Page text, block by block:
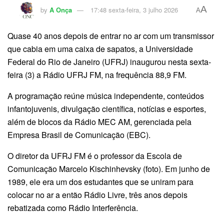
by A Onça 17:48 sexta-feira, 3 julho 2026 AA
Quase 40 anos depois de entrar no ar com um transmissor
que cabia em uma caixa de sapatos, a Universidade
Federal do Rio de Janeiro (UFRJ) inaugurou nesta sexta-
feira (3) a Rádio UFRJ FM, na frequência 88,9 FM.
A programação reúne música independente, conteúdos
infantojuvenis, divulgação científica, notícias e esportes,
além de blocos da Rádio MEC AM, gerenciada pela
Empresa Brasil de Comunicação (EBC).
O diretor da UFRJ FM é o professor da Escola de
Comunicação Marcelo Kischinhevsky (foto). Em junho de
1989, ele era um dos estudantes que se uniram para
colocar no ar a então Rádio Livre, três anos depois
rebatizada como Rádio Interferência.